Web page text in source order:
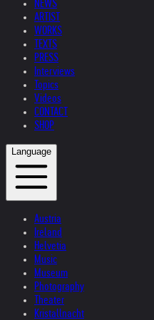
NEWS
ARTIST
WORKS
TEXTS
PRESS
Interviews
Topics
Videos
CONTACT
SHOP
Language
Austria
Ireland
Helvetia
Music
Museum
Photography
Theater
Kristallnacht